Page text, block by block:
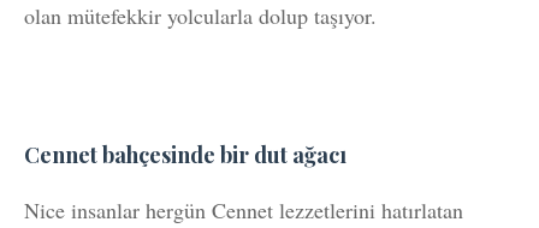
olan mütefekkir yolcularla dolup taşıyor.
Cennet bahçesinde bir dut ağacı
Nice insanlar hergün Cennet lezzetlerini hatırlatan